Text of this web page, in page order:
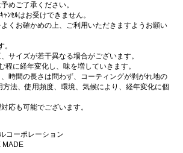
めご了承ください。
ﾝｾﾙはお受けできません。
くお確かめの上、ご利用いただきますようお願い
サイズが若干異なる場合がございます。
程に経年変化し、味を増していきます。
時間の長さは問わず、コーティングが剥がれ地の
方法、使用頻度、環境、気候により、経年変化に個
応も可能でございます。
コーポレーション
MADE